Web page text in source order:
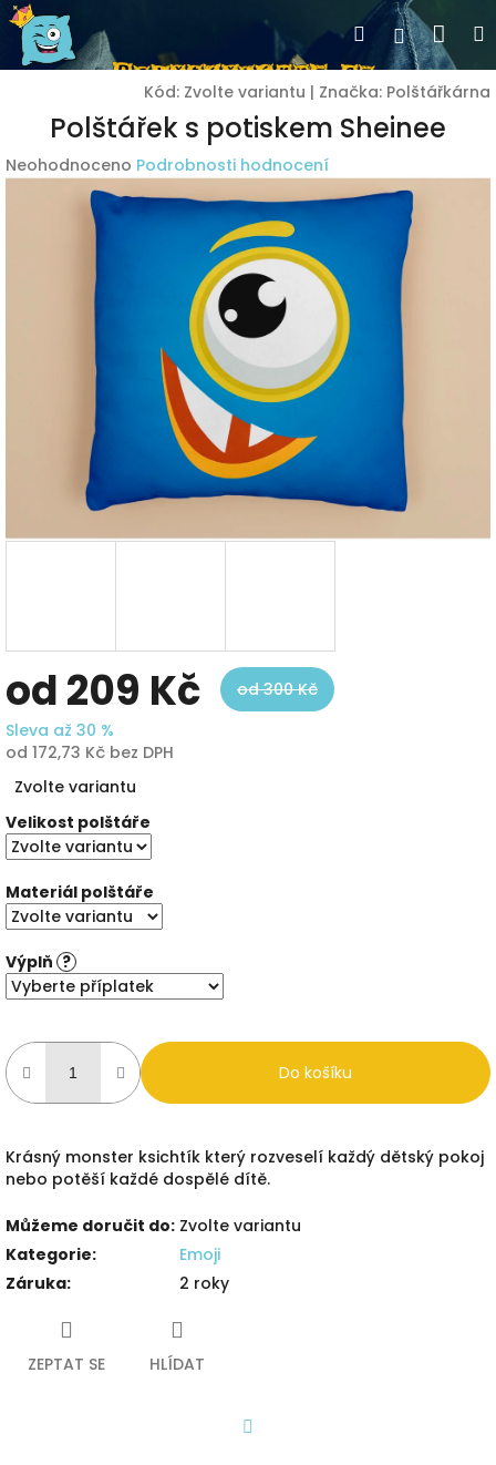
Přejít
na
obsah
Hledat
Kód: Zvolte variantu | Značka: Polštářkárna
Polštářek s potiskem Sheinee
Průměrné
hodnocení
Neohodnoceno Podrobnosti hodnocení
od209 Kč
od 300 Kč
Sleva až 30 %
od 172,73 Kč bez DPH
cena:
Zvolte variantu
Velikost polštáře
Materiál polštáře
Výplň ?
Do košíku
Krásný monster ksichtík který rozveselí každý dětský pokoj
nebo potěší každé dospělé dítě.
Můžeme doručit do: Zvolte variantu
Kategorie:
Emoji
Záruka: 2 roky
ZEPTAT SE HLÍDAT